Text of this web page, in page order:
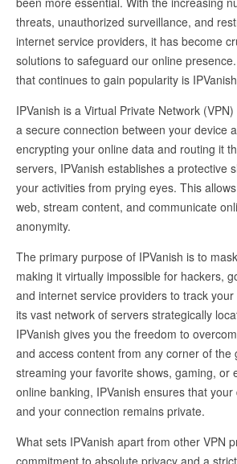
threats, unauthorized surveillance, and
internet service providers, it has become
solutions to safeguard our online
that continues to gain popularity is
IPVanish is a Virtual Private Network
a secure connection between your device
encrypting your online data and routing it
servers, IPVanish establishes a protective
your activities from prying eyes. This
web, stream content, and communicate
anonymity.
The primary purpose of IPVanish is to
making it virtually impossible for hackers,
and internet service providers to track
its vast network of servers strategically
IPVanish gives you the freedom to
and access content from any corner of the
streaming your favorite shows, gaming, or
online banking, IPVanish ensures that
and your connection remains private.
What sets IPVanish apart from other VPN
commitment to absolute privacy and a